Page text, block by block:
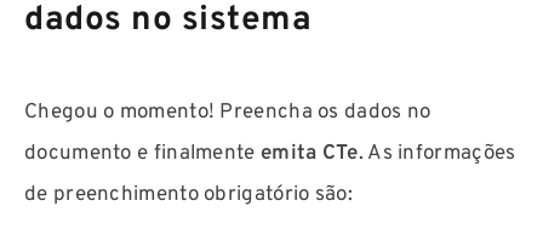
dados no sistema
Chegou o momento! Preencha os dados no
documento e finalmente emita CTe. As informações
de preenchimento obrigatório são: